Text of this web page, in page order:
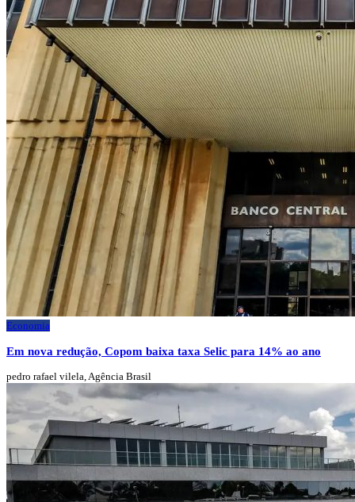
Economia
Em nova redução, Copom baixa taxa Selic para 14% ao ano
pedro rafael vilela, Agência Brasil